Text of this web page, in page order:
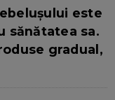
este
sănătatea sa.
gradual,